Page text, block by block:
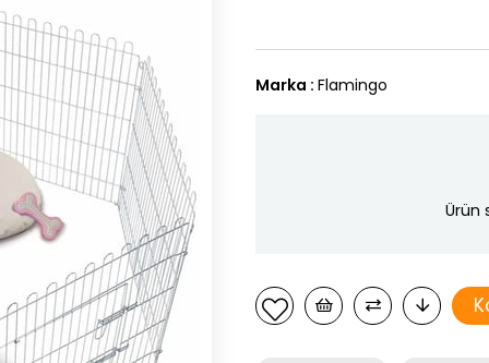
Marka : Flamingo
Ürün